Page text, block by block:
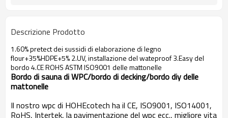
Descrizione Prodotto
1.60% pretect dei sussidi di elaborazione di legno
flour+35%HDPE+5% 2.UV, installazione del wateproof 3.Easy del
bordo 4.CE ROHS ASTM ISO9001 delle mattonelle
Bordo di sauna di WPC/bordo di decking/bordo diy delle
mattonelle
Il nostro wpc di HOHEcotech ha il CE, ISO9001, ISO14001,
RoHS, Intertek, la pavimentazione del wpc ecc., migliore vita